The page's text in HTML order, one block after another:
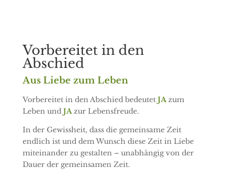
Vorbereitet in den
Abschied
Aus Liebe zum Leben
Vorbereitet in den Abschied bedeutet JAzum
Leben und JAzur Lebensfreude.
In der Gewissheit, dass die gemeinsame Zeit
endlich ist und dem Wunsch diese Zeit in Liebe
miteinander zu gestalten – unabhängig von der
Dauer der gemeinsamen Zeit.